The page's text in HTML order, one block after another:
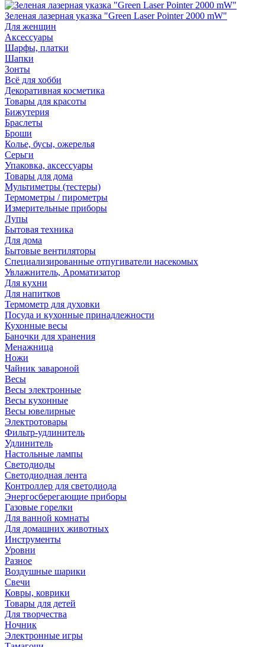
Зеленая лазерная указка "Green Laser Pointer 2000 mW"
Для женщин
Аксессуары
Шарфы, платки
Шапки
Зонты
Всё для хобби
Декоративная косметика
Товары для красоты
Бижутерия
Браслеты
Броши
Колье, бусы, ожерелья
Серьги
Упаковка, аксессуары
Товары для дома
Мультиметры (тестеры)
Термометры / пирометры
Измерительные приборы
Лупы
Бытовая техника
Для дома
Бытовые вентиляторы
Специализированные отпугиватели насекомых
Увлажнитель, Ароматизатор
Для кухни
Для напитков
Термометр для духовки
Посуда и кухонные принадлежности
Кухонные весы
Баночки для хранения
Менажница
Ножи
Чайник завароной
Весы
Весы электронные
Весы кухонные
Весы ювелирные
Электротовары
Фильтр-удлинитель
Удлинитель
Настольные лампы
Светодиоды
Светодиодная лента
Контроллер для светодиода
Энергосберегающие приборы
Газовые горелки
Для ванной комнаты
Для домашних животных
Инструменты
Уровни
Разное
Воздушные шарики
Свечи
Ковры, коврики
Товары для детей
Для творчества
Ночник
Электронные игры